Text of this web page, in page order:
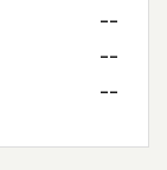
--
--
--